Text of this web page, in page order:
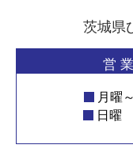
茨城県
営
月曜